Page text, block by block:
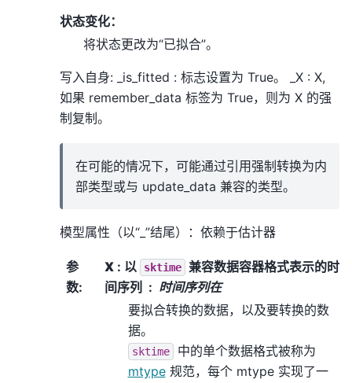
状态变化：
将状态更改为“已拟合”。
写入自身: _is_fitted : 标志设置为 True。 _X : X,
如果 remember_data 标签为 True，则为 X 的强
制复制。
在可能的情况下，可能通过引用强制转换为内
部类型或与 update_data 兼容的类型。
模型属性（以“_”结尾）：依赖于估计器
参
数:
X: 以 sktime 兼容数据容器格式表示的时
间序列
时间序列在
要拟合转换的数据，以及要转换的数
据。
sktime
中的单个数据格式被称为
mtype规范，每个 mtype 实现了一